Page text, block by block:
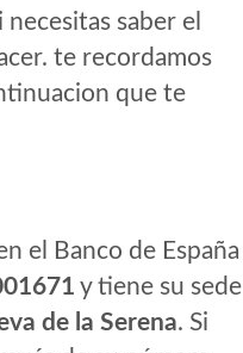
saber el
te recordamos
que te
el Banco de España
y tiene su sede
de la Serena. Si